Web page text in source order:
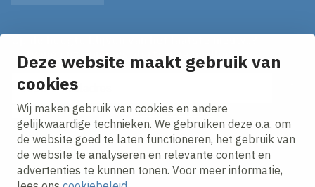
Deze website maakt gebruik van
cookies
Wij maken gebruik van cookies en andere
gelijkwaardige technieken. We gebruiken deze o.a. om
de website goed te laten functioneren, het gebruik van
de website te analyseren en relevante content en
advertenties te kunnen tonen. Voor meer informatie,
Ontvang onze nieuws alerts in je mailbox!
E-mailadres
Ik ga akkoord met hetprivacy statement.